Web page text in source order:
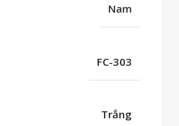
Nam
FC-303
Trắng